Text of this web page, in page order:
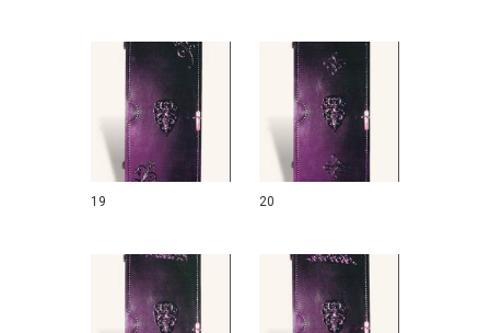
19 20